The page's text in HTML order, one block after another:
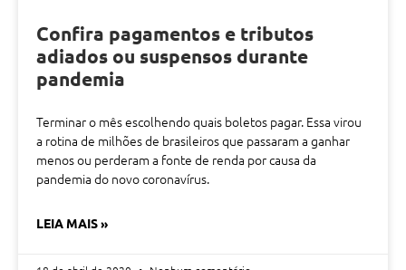
Confira pagamentos e tributos
adiados ou suspensos durante
pandemia
Terminar o mês escolhendo quais boletos pagar. Essa virou
a rotina de milhões de brasileiros que passaram a ganhar
menos ou perderam a fonte de renda por causa da
pandemia do novo coronavírus.
LEIA MAIS »